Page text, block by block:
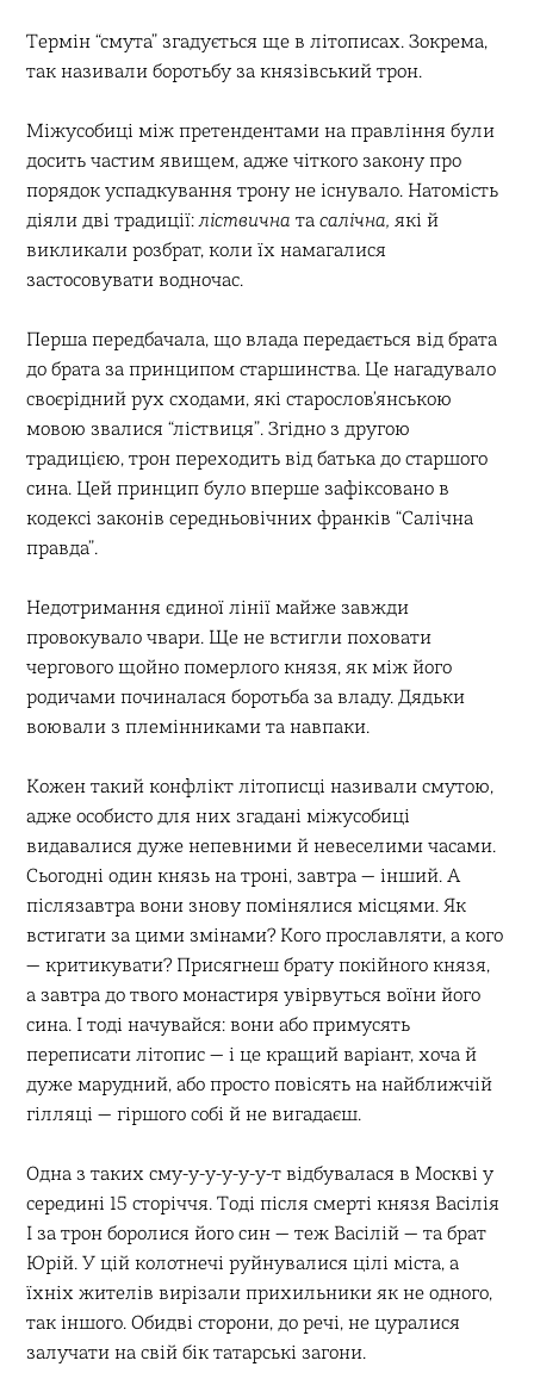
Термін “смута” згадується ще в літописах. Зокрема,
так називали боротьбу за князівський трон.
Міжусобиці між претендентами на правління були
досить частим явищем, адже чіткого закону про
порядок успадкування трону не існувало. Натомість
діяли дві традиції:ліствична тасалічна, які й
викликали розбрат, коли їх намагалися
застосовувати водночас.
Перша передбачала, що влада передається від брата
до брата за принципом старшинства. Це нагадувало
своєрідний рух сходами, які старослов’янською
мовою звалися “ліствиця”. Згідно з другою
традицією, трон переходить від батька до старшого
сина. Цей принцип було вперше зафіксовано в
кодексі законів середньовічних франків “Салічна
правда”.
Недотримання єдиної лінії майже завжди
провокувало чвари. Ще не встигли поховати
чергового щойно померлого князя, як між його
родичами починалася боротьба за владу. Дядьки
воювали з племінниками та навпаки.
Кожен такий конфлікт літописці називали смутою,
адже особисто для них згадані міжусобиці
видавалися дуже непевними й невеселими часами.
Сьогодні один князь на троні, завтра — інший. А
післязавтра вони знову помінялися місцями. Як
встигати за цими змінами? Кого прославляти, а кого
— критикувати? Присягнеш брату покійного князя,
а завтра до твого монастиря увірвуться воїни його
сина. І тоді начувайся: вони або примусять
переписати літопис — і це кращий варіант, хоча й
дуже марудний, або просто повісять на найближчій
гілляці — гіршого собі й не вигадаєш.
Одна з таких сму-у-у-у-у-у-т відбувалася в Москві у
середині 15 сторіччя. Тоді після смерті князя Васілія
І за трон боролися його син — теж Васілій — та брат
Юрій. У цій колотнечі руйнувалися цілі міста, а
їхніх жителів вирізали прихильники як не одного,
так іншого. Обидві сторони, до речі, не цуралися
залучати на свій бік татарські загони.